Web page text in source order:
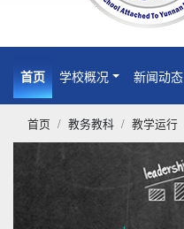
首页(current)
学校概况 新闻动态
首页 教务教科 教学运行